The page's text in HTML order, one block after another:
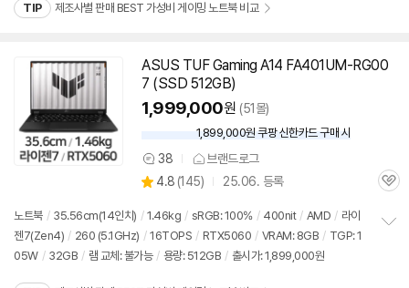
TIP 제조사별 판매 BEST 가성비 게이밍 노트북 비교
ASUS TUF Gaming A14 FA401UM-RG00
7 (SSD 512GB)
1,999,000원 (51몰)
우
할
인
1,899,000원 쿠팡 신한카드 구매 시
상
품
견
38 브랜드로그
별
점
4.8 (상
리
뷰
145) 25.06. 등록
관
노트북 / 35.56cm(14인치) / 1.46kg / sRGB: 100% / 400nit / AMD / 라이
젠7(Zen4) / 260 (5.1GHz) / 16TOPS / RTX5060 / VRAM: 8GB / TGP: 1
05W / 32GB / 램 교체: 불가능 / 용량: 512GB / 출시가: 1,899,000원